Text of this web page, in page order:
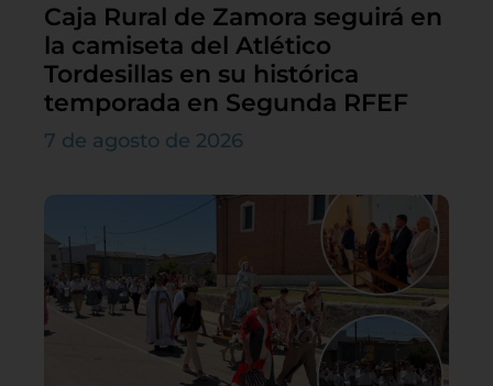
Caja Rural de Zamora seguirá en
la camiseta del Atlético
Tordesillas en su histórica
temporada en Segunda RFEF
7 de agosto de 2026